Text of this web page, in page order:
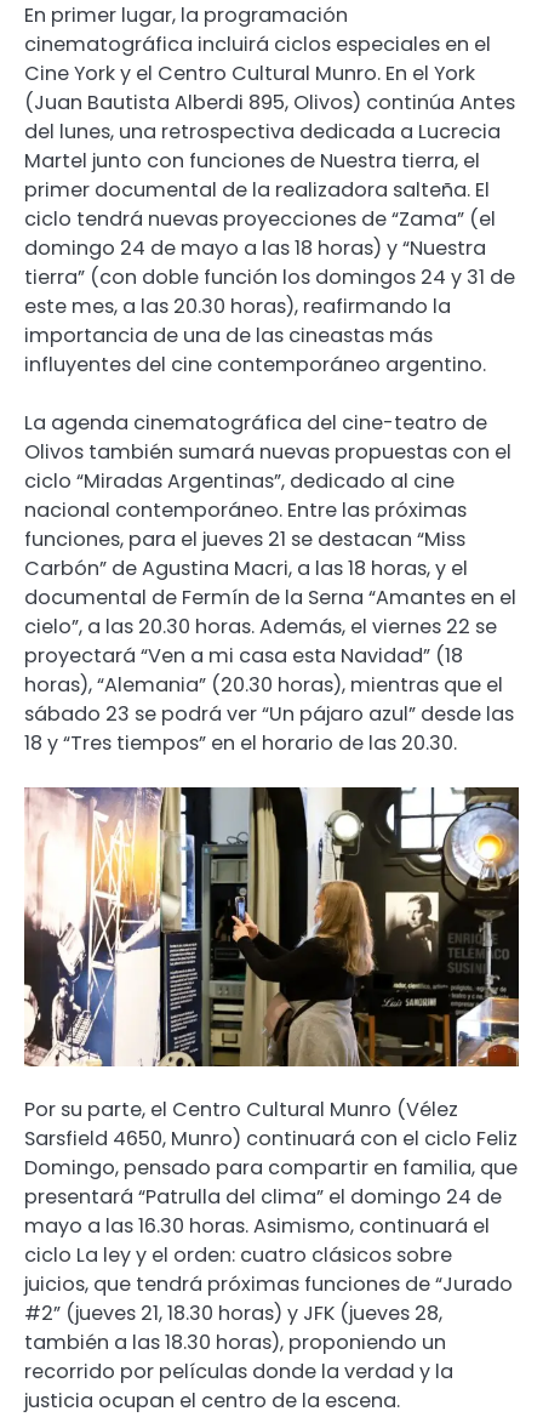
En primer lugar, la programación
cinematográfica incluirá ciclos especiales en el
Cine York y el Centro Cultural Munro. En el York
(Juan Bautista Alberdi 895, Olivos) continúa Antes
del lunes, una retrospectiva dedicada a Lucrecia
Martel junto con funciones de Nuestra tierra, el
primer documental de la realizadora salteña. El
ciclo tendrá nuevas proyecciones de “Zama” (el
domingo 24 de mayo a las 18 horas) y “Nuestra
tierra” (con doble función los domingos 24 y 31 de
este mes, a las 20.30 horas), reafirmando la
importancia de una de las cineastas más
influyentes del cine contemporáneo argentino.
La agenda cinematográfica del cine-teatro de
Olivos también sumará nuevas propuestas con el
ciclo “Miradas Argentinas”, dedicado al cine
nacional contemporáneo. Entre las próximas
funciones, para el jueves 21 se destacan “Miss
Carbón” de Agustina Macri, a las 18 horas, y el
documental de Fermín de la Serna “Amantes en el
cielo”, a las 20.30 horas. Además, el viernes 22 se
proyectará “Ven a mi casa esta Navidad” (18
horas), “Alemania” (20.30 horas), mientras que el
sábado 23 se podrá ver “Un pájaro azul” desde las
18 y “Tres tiempos” en el horario de las 20.30.
Por su parte, el Centro Cultural Munro (Vélez
Sarsfield 4650, Munro) continuará con el ciclo Feliz
Domingo, pensado para compartir en familia, que
presentará “Patrulla del clima” el domingo 24 de
mayo a las 16.30 horas. Asimismo, continuará el
ciclo La ley y el orden: cuatro clásicos sobre
juicios, que tendrá próximas funciones de “Jurado
#2” (jueves 21, 18.30 horas) y JFK (jueves 28,
también a las 18.30 horas), proponiendo un
recorrido por películas donde la verdad y la
justicia ocupan el centro de la escena.